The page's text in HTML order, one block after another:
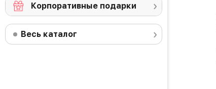
Корпоративные подарки
Весь каталог